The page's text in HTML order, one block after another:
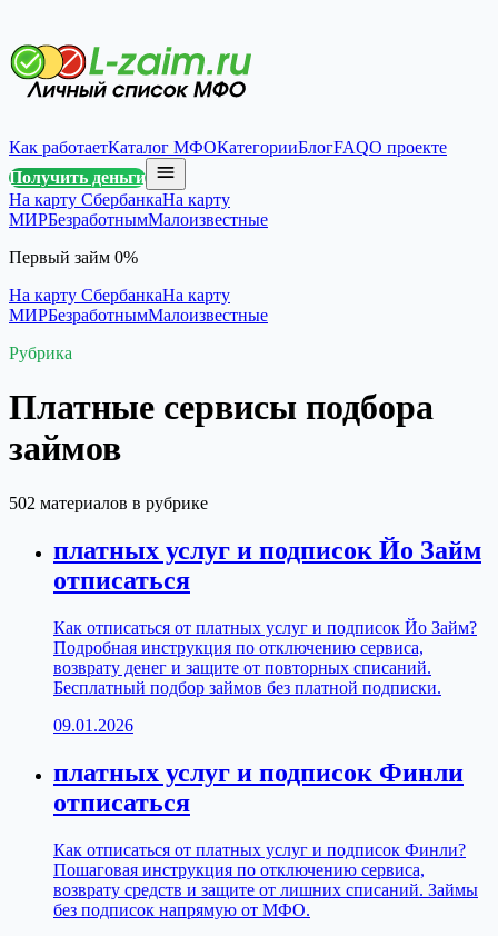
Как работаетКаталог МФОКатегорииБлогFAQО проекте
Получить деньги
На карту СбербанкаНа карту
МИРБезработнымМалоизвестные
Первый займ 0%
На карту СбербанкаНа карту
МИРБезработнымМалоизвестные
Рубрика
Платные сервисы подбора
займов
502 материалов в рубрике
платных услуг и подписок Йо Займ
отписаться
Как отписаться от платных услуг и подписок Йо Займ?
Подробная инструкция по отключению сервиса,
возврату денег и защите от повторных списаний.
Бесплатный подбор займов без платной подписки.
09.01.2026
платных услуг и подписок Финли
отписаться
Как отписаться от платных услуг и подписок Финли?
Пошаговая инструкция по отключению сервиса,
возврату средств и защите от лишних списаний. Займы
без подписок напрямую от МФО.